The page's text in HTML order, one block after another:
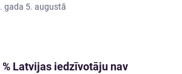
gada 5. augustā
Latvijas iedzīvotāju nav